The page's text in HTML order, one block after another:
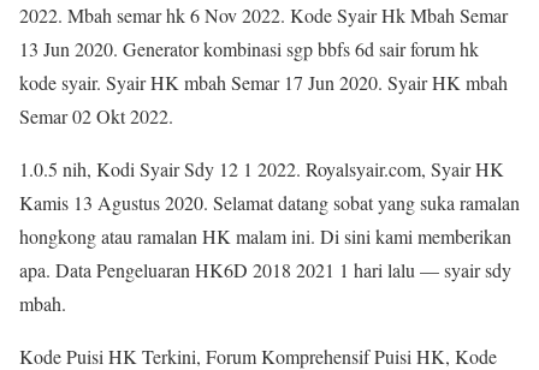
2022. Mbah semar hk 6 Nov 2022. Kode Syair Hk Mbah Semar
13 Jun 2020. Generator kombinasi sgp bbfs 6d sair forum hk
kode syair. Syair HK mbah Semar 17 Jun 2020. Syair HK mbah
Semar 02 Okt 2022.
1.0.5 nih, Kodi Syair Sdy 12 1 2022. Royalsyair.com, Syair HK
Kamis 13 Agustus 2020. Selamat datang sobat yang suka ramalan
hongkong atau ramalan HK malam ini. Di sini kami memberikan
apa. Data Pengeluaran HK6D 2018 2021 1 hari lalu — syair sdy
mbah.
Kode Puisi HK Terkini, Forum Komprehensif Puisi HK, Kode